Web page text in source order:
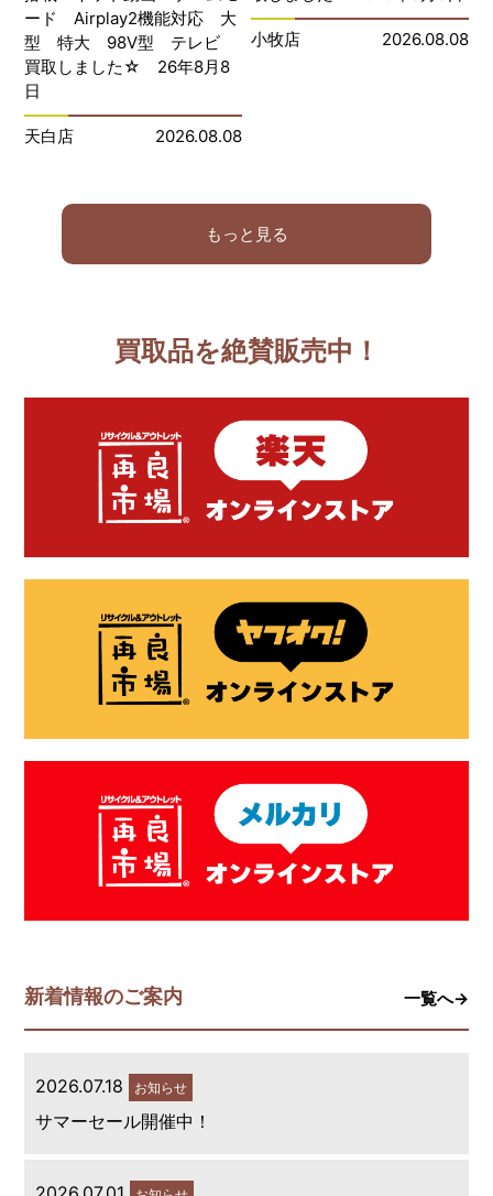
ード Airplay2機能対応 大
型 特大 98V型 テレビ
買取しました☆ 26年8月8
日
天白店 2026.08.08
小牧店 2026.08.08
もっと見る
買取品を絶賛販売中！
新着情報のご案内 一覧へ→
2026.07.18 お知らせ
サマーセール開催中！